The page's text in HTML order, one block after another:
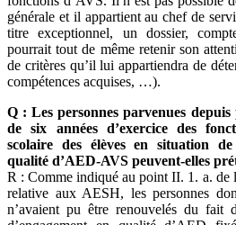
générale et il appartient au chef de
titre exceptionnel, un dossier,
pourrait tout de même retenir son
de critères qu’il lui appartiendra de
compétences acquises, …).
Q : Les personnes parvenues
de six années d’exercice des
scolaire des élèves en situation
qualité d’AED-AVS peuvent-elles
R : Comme indiqué au point II. 1. a.
relative aux AESH, les personnes
n’avaient pu être renouvelés du fait